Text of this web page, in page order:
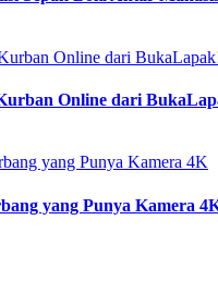
Online dari
yang Punya Kamera